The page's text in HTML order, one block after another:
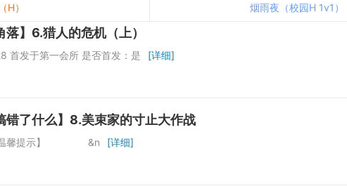
H） 烟雨夜（校园H 1v1）
落】6.猎人的危机（上）
发于第一会所 是否首发：是
[详细]
错了什么】8.美束家的寸止大作战
提示】 &n
[详细]